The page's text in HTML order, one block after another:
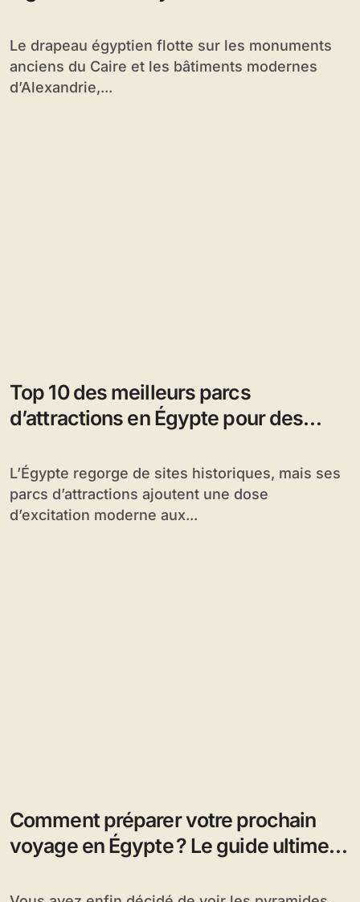
Le drapeau égyptien flotte sur les monuments
anciens du Caire et les bâtiments modernes
d’Alexandrie,...
Top 10 des meilleurs parcs
d’attractions en Égypte pour des
L’Égypte regorge de sites historiques, mais ses
parcs d’attractions ajoutent une dose
d’excitation moderne aux...
Comment préparer votre prochain
voyage en Égypte ? Le guide ultime